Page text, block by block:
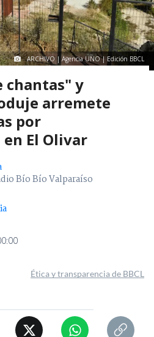
ARCHIVO | Agencia UNO | Edición BBCL
chantas" y
arremete
por
El Olivar
Bío Bío Valparaíso
Ética y transparencia de BBCL